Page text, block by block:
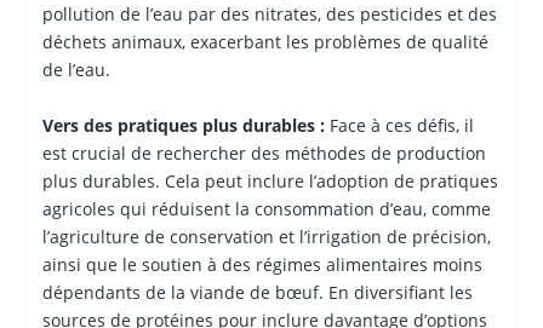
pollution de l’eau par des nitrates, des pesticides et des
déchets animaux, exacerbant les problèmes de qualité
de l’eau.
Vers des pratiques plus durables :Face à ces défis, il
est crucial de rechercher des méthodes de production
plus durables. Cela peut inclure l’adoption de pratiques
agricoles qui réduisent la consommation d’eau, comme
l’agriculture de conservation et l’irrigation de précision,
ainsi que le soutien à des régimes alimentaires moins
dépendants de la viande de bœuf. En diversifiant les
sources de protéines pour inclure davantage d’options